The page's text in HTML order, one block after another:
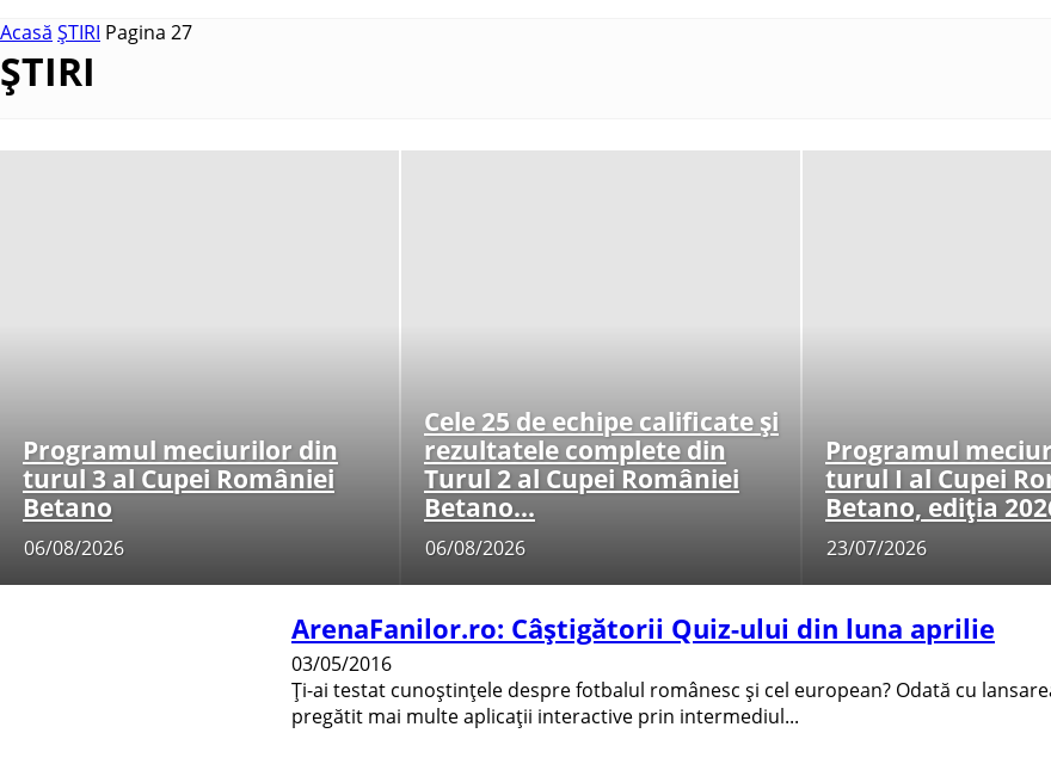
Acasă ȘTIRI Pagina 27
ȘTIRI
Programul meciurilor din
turul 3 al Cupei României
Betano
06/08/2026
Cele 25 de echipe calificate și
rezultatele complete din
Turul 2 al Cupei României
Betano...
06/08/2026
Programul
turul I al Cupei
Betano, ediția
23/07/2026
ArenaFanilor.ro: Câștigătorii Quiz-ului din luna aprilie
03/05/2016
Ți-ai testat cunoștințele despre fotbalul românesc și cel european? Odată cu
pregătit mai multe aplicații interactive prin intermediul...